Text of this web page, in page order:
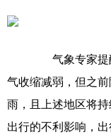
气象专家提
气收缩减弱，但之
雨，且上述地区将
出行的不利影响，